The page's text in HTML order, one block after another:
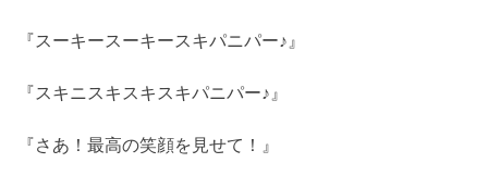
『スーキースーキースキパニパー♪』
『スキニスキスキスキパニパー♪』
『さあ！最高の笑顔を見せて！』